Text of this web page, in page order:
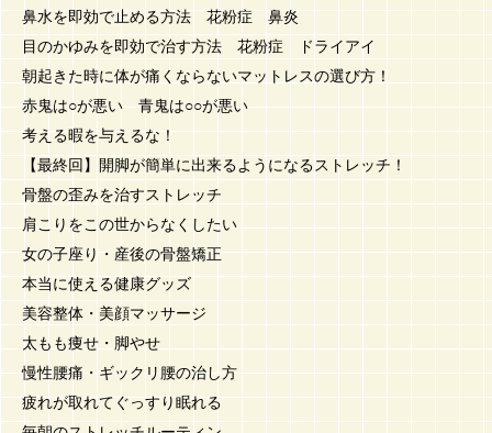
鼻水を即効で止める方法 花粉症 鼻炎
目のかゆみを即効で治す方法 花粉症 ドライアイ
朝起きた時に体が痛くならないマットレスの選び方！
赤鬼は○が悪い 青鬼は○○が悪い
考える暇を与えるな！
【最終回】開脚が簡単に出来るようになるストレッチ！
骨盤の歪みを治すストレッチ
肩こりをこの世からなくしたい
女の子座り・産後の骨盤矯正
本当に使える健康グッズ
美容整体・美顔マッサージ
太もも痩せ・脚やせ
慢性腰痛・ギックリ腰の治し方
疲れが取れてぐっすり眠れる